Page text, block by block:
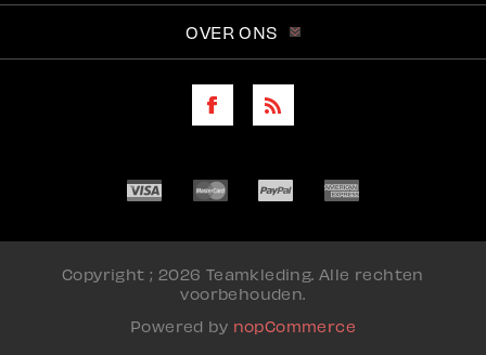
OVER ONS
Copyright ; 2026 Teamkleding. Alle rechten
voorbehouden.
Powered by nopCommerce